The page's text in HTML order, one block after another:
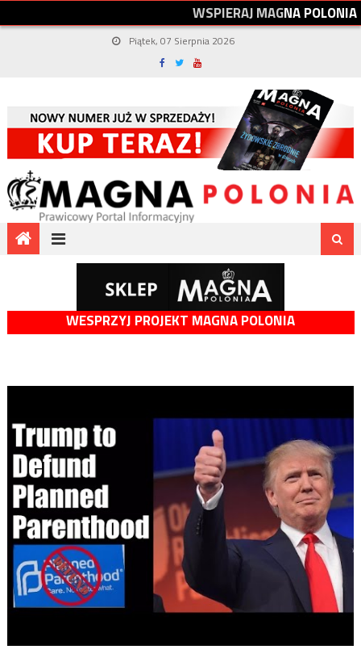
WSPIERAJMAGNAPOLONIA
Piątek, 07 Sierpnia 2026
WESPRZYJ PROJEKT MAGNA POLONIA